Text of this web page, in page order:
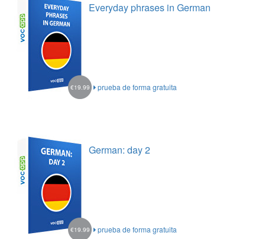
Everyday phrases in German
prueba de forma gratuita
€19.99
German: day 2
prueba de forma gratuita
€19.99